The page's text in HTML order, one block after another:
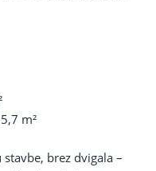
m²
brez dvigala –